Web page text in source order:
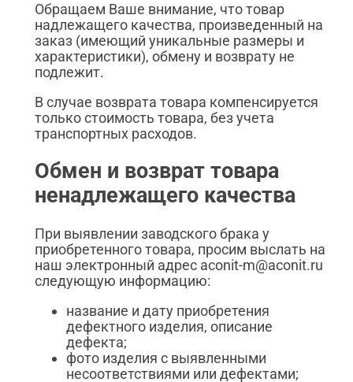
Обращаем Ваше внимание, что товар
надлежащего качества, произведенный на
заказ (имеющий уникальные размеры и
характеристики), обмену и возврату не
подлежит.
В случае возврата товара компенсируется
только стоимость товара, без учета
транспортных расходов.
Обмен и возврат товара
ненадлежащего качества
При выявлении заводского брака у
приобретенного товара, просим выслать на
наш электронный адрес aconit-m@aconit.ru
следующую информацию:
название и дату приобретения
дефектного изделия, описание
дефекта;
фото изделия с выявленными
несоответствиями или дефектами;